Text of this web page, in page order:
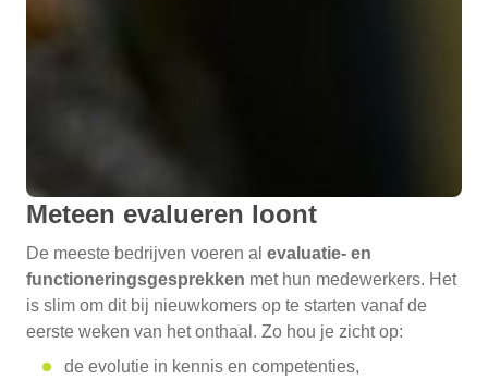
Meteen evalueren loont
De meeste bedrijven voeren al evaluatie- en
functioneringsgesprekken met hun medewerkers. Het
is slim om dit bij nieuwkomers op te starten vanaf de
eerste weken van het onthaal. Zo hou je zicht op:
de evolutie in kennis en competenties,